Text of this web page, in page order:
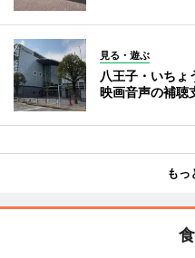
見る・遊ぶ
八王子・いち
映画音声の補聴
もっ